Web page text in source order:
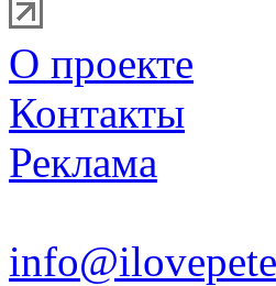
О проекте
Контакты
Реклама